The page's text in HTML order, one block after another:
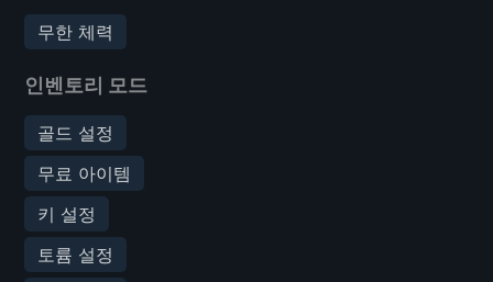
무한 체력
인벤토리 모드
골드 설정
무료 아이템
키 설정
토륨 설정